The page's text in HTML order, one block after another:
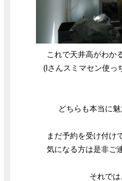
これで天井高がわか
(Iさんスミマセン使
どちらも本当に魅
まだ予約を受け付け
気になる方は是非ご
それでは